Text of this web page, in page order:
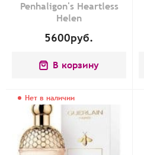
Penhaligon's Heartless
Helen
5600руб.
В корзину
Нет в наличии